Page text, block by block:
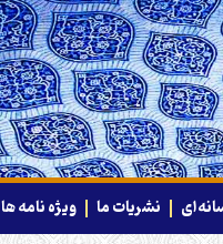
نشریات ما ویژه نامه ها